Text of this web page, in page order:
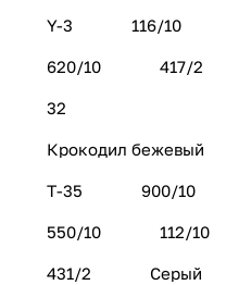
Y-3 116/10
620/10 417/2
32
Крокодил бежевый
Т-35 900/10
550/10 112/10
431/2
Серый